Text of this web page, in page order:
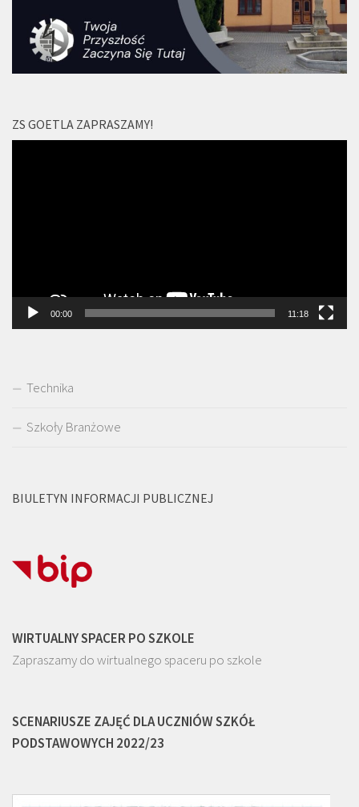
ZS GOETLA ZAPRASZAMY!
00:00 11:18
Technika
Szkoły Branżowe
BIULETYN INFORMACJI PUBLICZNEJ
WIRTUALNY SPACER PO SZKOLE
Zapraszamy do wirtualnego spaceru po szkole
SCENARIUSZE ZAJĘĆ DLA UCZNIÓW SZKÓŁ
PODSTAWOWYCH 2022/23